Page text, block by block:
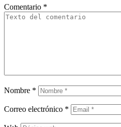
Comentario *
Nombre *
Correo electrónico *